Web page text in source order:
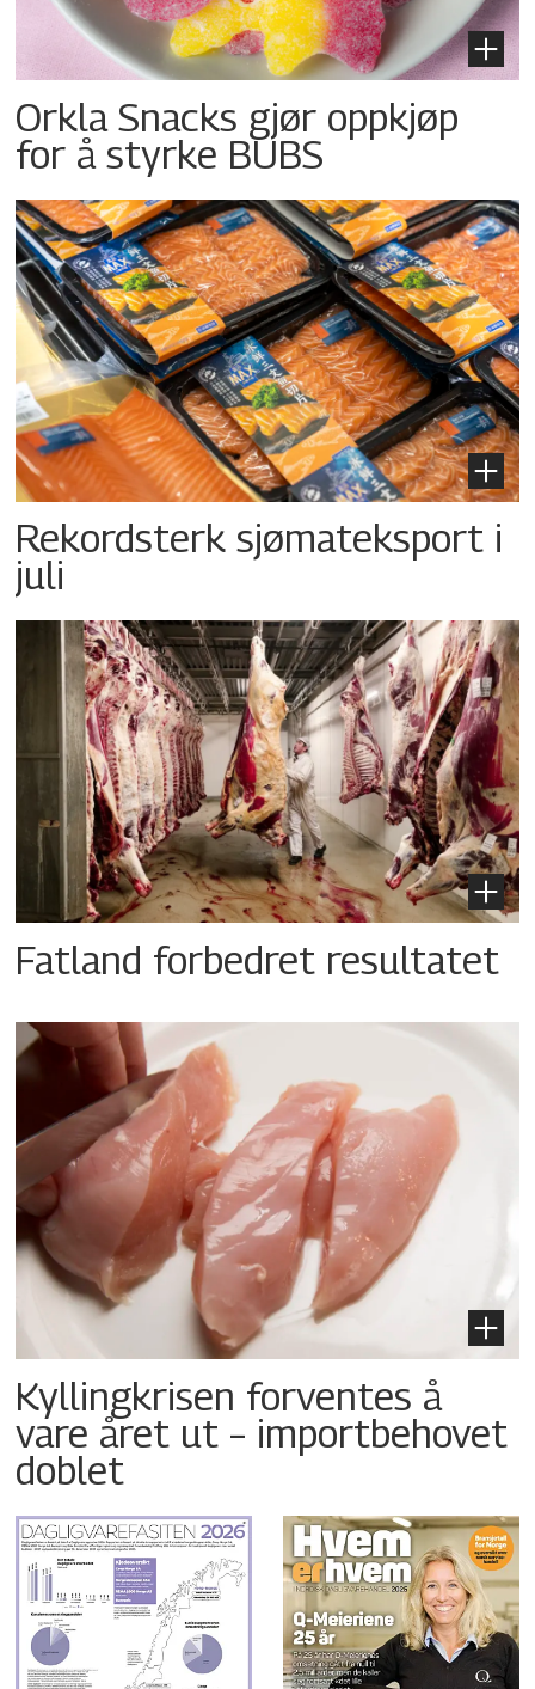
Orkla Snacks gjør oppkjøp
for å styrke BUBS
Rekordsterk sjømateksport i
juli
Fatland forbedret resultatet
Kyllingkrisen forventes å
vare året ut – importbehovet
doblet